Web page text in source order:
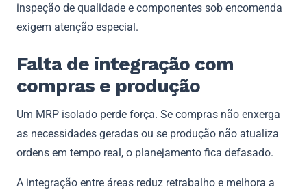
inspeção de qualidade e componentes sob encomenda
exigem atenção especial.
Falta de integração com
compras e produção
Um MRP isolado perde força. Se compras não enxerga
as necessidades geradas ou se produção não atualiza
ordens em tempo real, o planejamento fica defasado.
A integração entre áreas reduz retrabalho e melhora a